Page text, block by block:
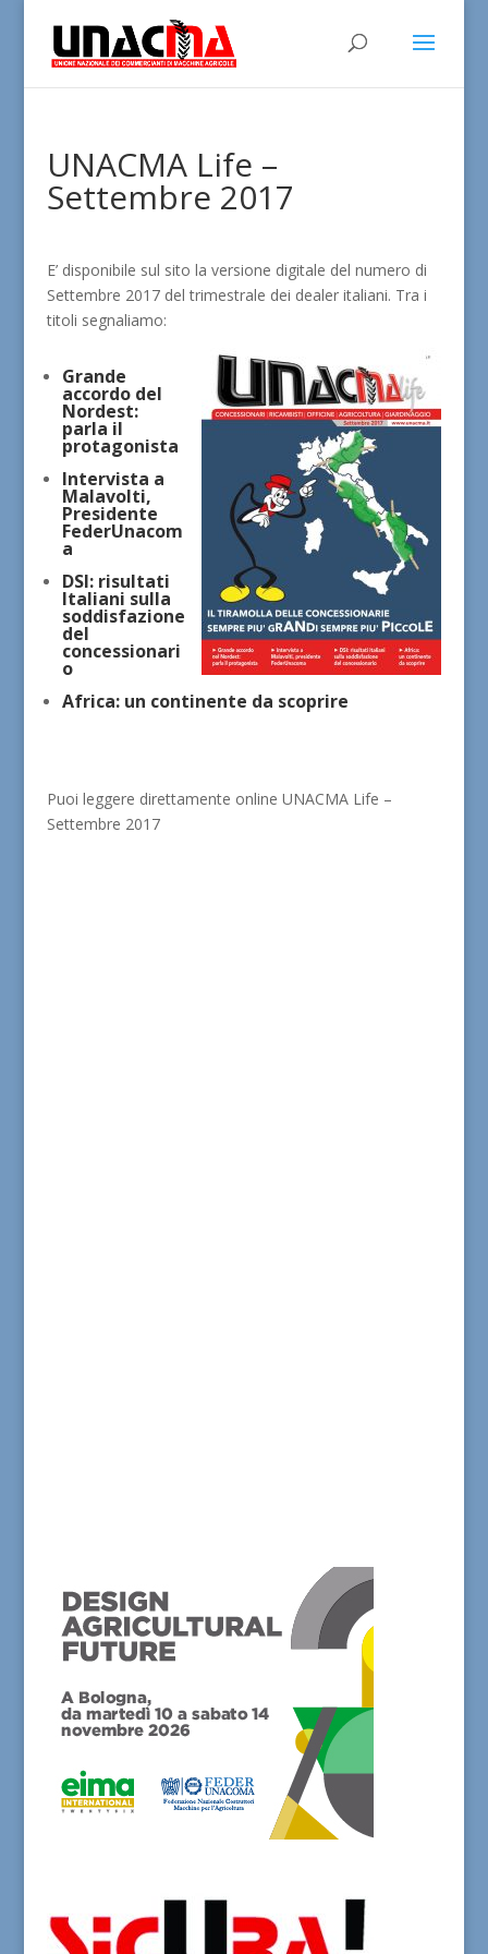
UNACMA Life –
Settembre 2017
E’ disponibile sul sito la versione digitale del numero di
Settembre 2017 del trimestrale dei dealer italiani. Tra i
titoli segnaliamo:
Grande
accordo del
Nordest:
parla il
protagonista
Intervista a
Malavolti,
Presidente
FederUnacom
a
DSI: risultati
Italiani sulla
soddisfazione
del
concessionari
o
Africa: un continente da scoprire
Puoi leggere direttamente online UNACMA Life –
Settembre 2017